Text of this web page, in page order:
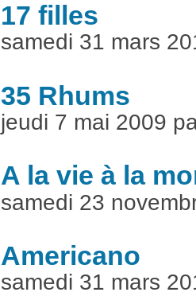
17 filles
samedi 31 mars
35 Rhums
jeudi 7 mai 2009
A la vie à la
samedi 23
Americano
samedi 31 mars